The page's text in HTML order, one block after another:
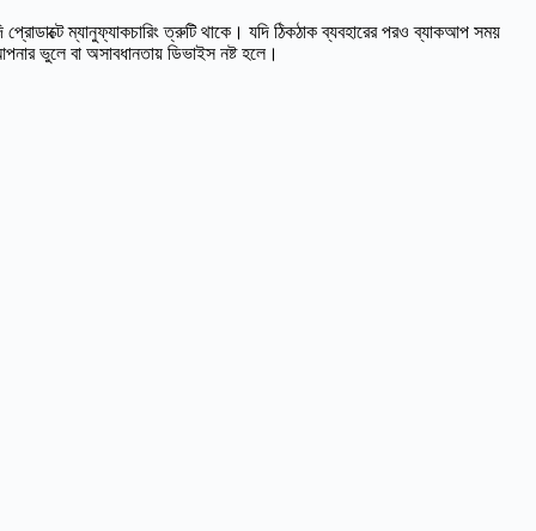
ম্যানুফ্যাকচারিং ত্রুটি থাকে। যদি ঠিকঠাক ব্যবহারের পরও ব্যাকআপ সময়
ভুলে বা অসাবধানতায় ডিভাইস নষ্ট হলে।